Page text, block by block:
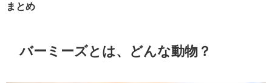
まとめ
バーミーズとは、どんな動物？